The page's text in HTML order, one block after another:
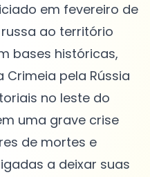
em fevereiro de
ao território
bases históricas,
pela Rússia
no leste do
uma grave crise
de mortes e
a deixar suas